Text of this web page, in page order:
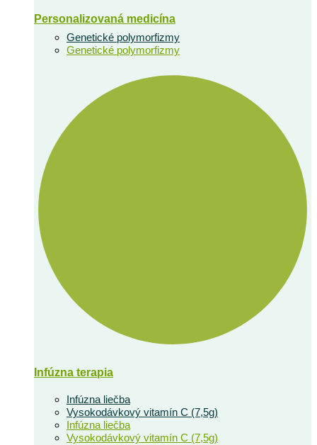
Personalizovaná medicína
Genetické polymorfizmy
Genetické polymorfizmy
Infúzna terapia
Infúzna liečba
Vysokodávkový vitamín C (7,5g)
Infúzna liečba
Vysokodávkový vitamín C (7,5g)